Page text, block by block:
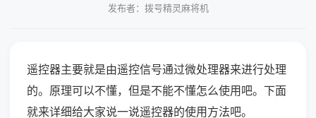
发布者：拨号精灵麻将机
遥控器主要就是由遥控信号通过微处理器来进行处理
的。原理可以不懂，但是不能不懂怎么使用吧。下面
就来详细给大家说一说遥控器的使用方法吧。